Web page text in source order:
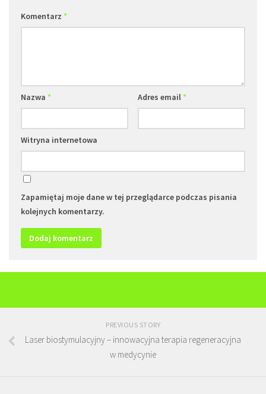
Komentarz *
Nazwa * Adres email*
Witryna internetowa
Zapamiętaj moje dane w tej przeglądarce podczas pisania
kolejnych komentarzy.
PREVIOUS STORY
Laser biostymulacyjny – innowacyjna terapia regeneracyjna
w medycynie